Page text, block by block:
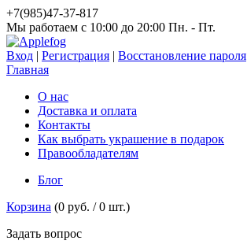
+7(985)47-37-817
Мы работаем c 10:00 до 20:00 Пн. - Пт.
Вход | Регистрация | Восстановление пароля
Главная
О нас
Доставка и оплата
Контакты
Как выбрать украшение в подарок
Правообладателям
Блог
Корзина (0 руб. /0 шт.)
Задать вопрос